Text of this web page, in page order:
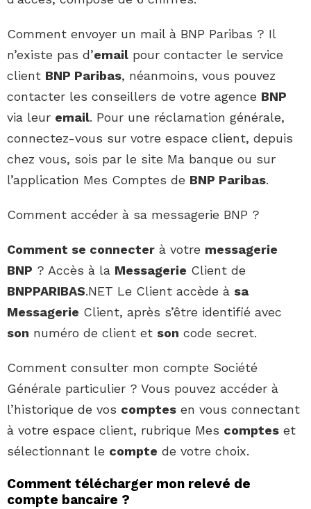
Comment envoyer un mail à BNP Paribas ? Il
n’existe pas d’email pour contacter le service
client BNP Paribas, néanmoins, vous pouvez
contacter les conseillers de votre agence BNP
via leur email. Pour une réclamation générale,
connectez-vous sur votre espace client, depuis
chez vous, sois par le site Ma banque ou sur
l’application Mes Comptes de BNP Paribas.
Comment accéder à sa messagerie BNP ?
Comment se connecter à votre messagerie
BNP ? Accès à la Messagerie Client de
BNPPARIBAS.NET Le Client accède à sa
Messagerie Client, après s’être identifié avec
son numéro de client et son code secret.
Comment consulter mon compte Société
Générale particulier ? Vous pouvez accéder à
l’historique de vos comptes en vous connectant
à votre espace client, rubrique Mes comptes et
sélectionnant le compte de votre choix.
Comment télécharger mon relevé de
compte bancaire ?